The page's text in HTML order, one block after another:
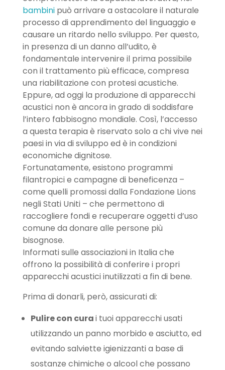
bambinipuò arrivare a ostacolare il naturale
processo di apprendimento del linguaggio e
causare un ritardo nello sviluppo. Per questo,
in presenza di un danno all’udito, è
fondamentale intervenire il prima possibile
con il trattamento più efficace, compresa
una riabilitazione con protesi acustiche.
Eppure, ad oggi la produzione di apparecchi
acustici non è ancora in grado di soddisfare
l’intero fabbisogno mondiale. Così, l’accesso
a questa terapia è riservato solo a chi vive nei
paesi in via di sviluppo ed è in condizioni
economiche dignitose.
Fortunatamente, esistono programmi
filantropici e campagne di beneficenza –
come quelli promossi dalla Fondazione Lions
negli Stati Uniti – che permettono di
raccogliere fondi e recuperare oggetti d’uso
comune da donare alle persone più
bisognose.
Informati sulle associazioni in Italia che
offrono la possibilità di conferire i propri
apparecchi acustici inutilizzati a fin di bene.
Prima di donarli, però, assicurati di:
Pulire con curai tuoi apparecchi usati
utilizzando un panno morbido e asciutto, ed
evitando salviette igienizzanti a base di
sostanze chimiche o alcool che possano